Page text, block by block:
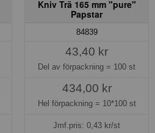
Kniv Trä 165 mm "pure"
Papstar
84839
43,40 kr
Del av förpackning = 100 st
434,00 kr
Hel förpackning = 10*100 st
Jmf.pris: 0,43 kr/st